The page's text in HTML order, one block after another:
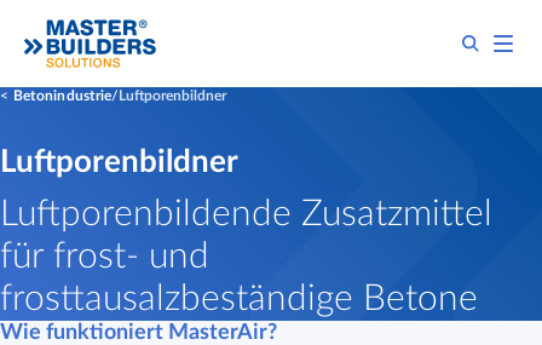
Betonindustrie Luftporenbildner
Luftporenbildner
Luftporenbildende Zusatzmittel
für frost- und
frosttausalzbeständige Betone
Wie funktioniert MasterAir?